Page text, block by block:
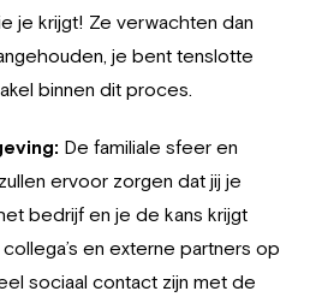
je krijgt! Ze verwachten dan
je bent tenslotte
binnen dit proces.
De familiale sfeer en
ervoor zorgen dat jij je
bedrijf en je de kans krijgt
en externe partners op
sociaal contact zijn met de